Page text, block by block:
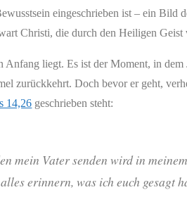
eingeschrieben ist – ein Bild
Christi, die durch den Heiligen
liegt. Es ist der Moment, in dem
zurückkehrt. Doch bevor er geht,
14,26 geschrieben steht:
mein Vater senden wird in
erinnern, was ich euch gesagt